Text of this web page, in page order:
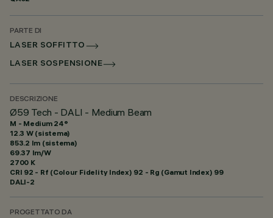
PARTE DI
LASER SOFFITTO
LASER SOSPENSIONE
DESCRIZIONE
Ø59 Tech - DALI - Medium Beam
M - Medium 24°
12.3 W (sistema)
853.2 lm (sistema)
69.37 lm/W
2700 K
CRI 92 - Rf (Colour Fidelity Index) 92 - Rg (Gamut Index) 99
DALI-2
PROGETTATO DA